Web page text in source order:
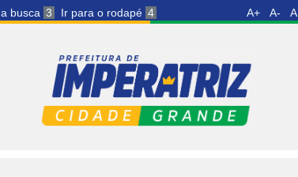
busca 3 Ir para o rodapé 4 A+ A- A